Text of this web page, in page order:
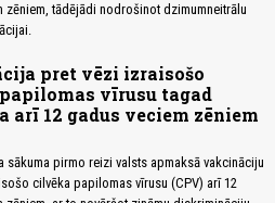
zēniem, tādējādi nodrošinot dzimumneitrālu
pret vēzi izraisošo
vīrusu tagad
arī 12 gadus veciem zēniem
sākuma pirmo reizi valsts apmaksā vakcināciju
cilvēka papilomas vīrusu (CPV) arī 12